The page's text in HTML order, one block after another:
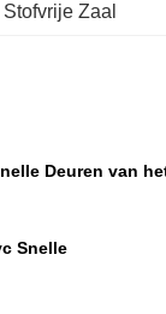
Stofvrije Zaal
Deuren van
Snelle